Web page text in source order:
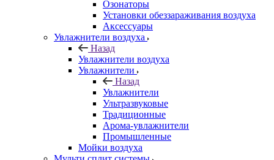
Озонаторы
Установки обеззараживания воздуха
Аксессуары
Увлажнители воздуха
Назад
Увлажнители воздуха
Увлажнители
Назад
Увлажнители
Ультразвуковые
Традиционные
Арома-увлажнители
Промышленные
Мойки воздуха